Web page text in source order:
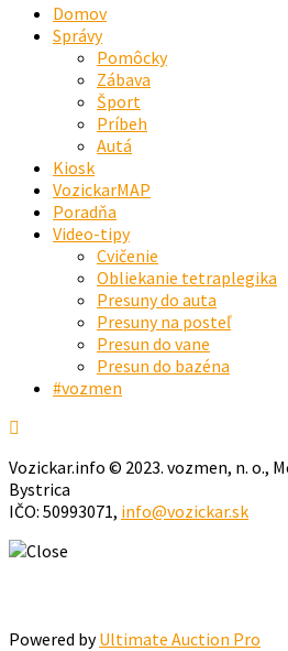
Domov
Správy
Pomôcky
Zábava
Šport
Príbeh
Autá
Kiosk
VozickarMAP
Poradňa
Video-tipy
Cvičenie
Obliekanie tetraplegika
Presuny do auta
Presuny na posteľ
Presun do vane
Presun do bazéna
#vozmen
Vozickar.info © 2023. vozmen, n. o.,
Bystrica
IČO: 50993071, info@vozickar.sk
Powered byUltimate Auction Pro